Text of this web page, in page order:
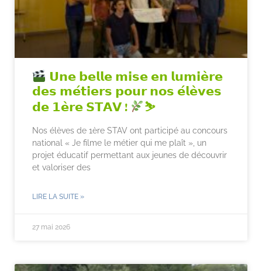
𝗨𝗻𝗲 𝗯𝗲𝗹𝗹𝗲 𝗺𝗶𝘀𝗲 𝗲𝗻 𝗹𝘂𝗺𝗶𝗲̀𝗿𝗲
𝗱𝗲𝘀 𝗺𝗲́𝘁𝗶𝗲𝗿𝘀 𝗽𝗼𝘂𝗿 𝗻𝗼𝘀 𝗲́𝗹𝗲̀𝘃𝗲𝘀
𝗱𝗲 𝟭𝗲̀𝗿𝗲 𝗦𝗧𝗔𝗩 !
⛷
Nos élèves de 1ère STAV ont participé au concours
national « Je filme le métier qui me plaît », un
projet éducatif permettant aux jeunes de découvrir
et valoriser des
LIRE LA SUITE »
27 mai 2026